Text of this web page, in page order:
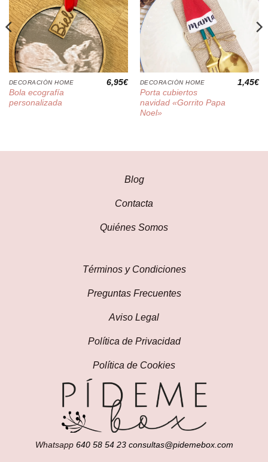
DECORACIÓN HOME
Bola ecografía
personalizada
6,95€ DECORACIÓN HOME
Porta cubiertos
navidad «Gorrito Papa
Noel»
1,45€
Términos y Condiciones
Preguntas Frecuentes
Aviso Legal
Política de Privacidad
Política de Cookies
Blog
Contacta
Quiénes Somos
Whatsapp 640 58 54 23 consultas@pidemebox.com